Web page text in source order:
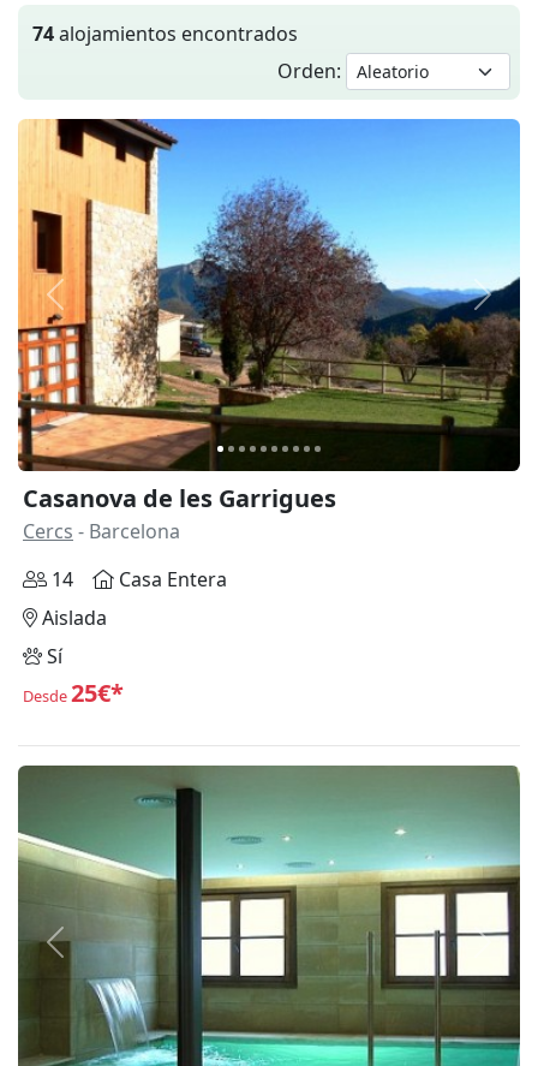
74alojamientos encontrados
Orden:
Anterior
Casanova de les Garrigues
Cercs - Barcelona
14
Casa Entera
Aislada
Sí
Desde25€*
Anterior